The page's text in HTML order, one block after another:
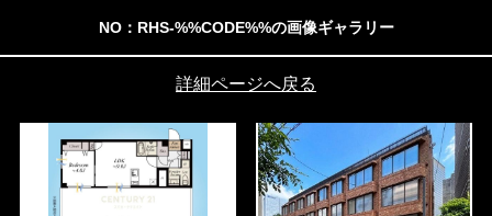
NO：RHS-%%CODE%%の画像ギャラリー
詳細ページへ戻る